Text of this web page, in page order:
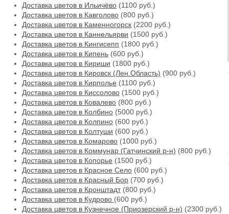
Доставка цветов в Ильичёво (1100 руб.)
Доставка цветов в Кавголово (800 руб.)
Доставка цветов в Каменногорск (2200 руб.)
Доставка цветов в Каннельярви (1500 руб.)
Доставка цветов в Кингисепп (1800 руб.)
Доставка цветов в Кипень (600 руб.)
Доставка цветов в Кириши (1800 руб.)
Доставка цветов в Кировск (Лен.Область) (900 руб.)
Доставка цветов в Кирполье (1100 руб.)
Доставка цветов в Киссолово (1500 руб.)
Доставка цветов в Ковалево (800 руб.)
Доставка цветов в Колбино (5000 руб.)
Доставка цветов в Колпино (600 руб.)
Доставка цветов в Колтуши (600 руб.)
Доставка цветов в Комарово (1000 руб.)
Доставка цветов в Коммунар (Гатчинский р-н) (800 руб.)
Доставка цветов в Копорье (1500 руб.)
Доставка цветов в Красное Село (600 руб.)
Доставка цветов в Красный Бор (700 руб.)
Доставка цветов в Кронштадт(800 руб.)
Доставка цветов в Кудрово (600 руб.)
Доставка цветов в Кузнечное (Приозерский р-н) (2300 руб.)